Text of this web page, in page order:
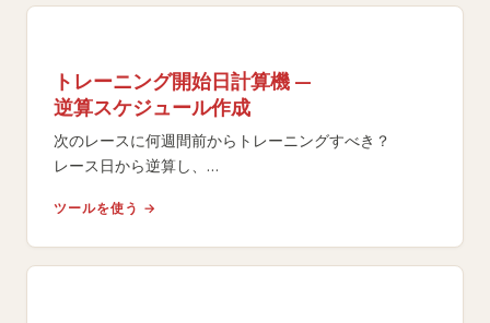
トレーニング開始日計算機 —
逆算スケジュール作成
次のレースに何週間前からトレーニングすべき？
レース日から逆算し、
適な開始日を算出します。
ツールを使う →